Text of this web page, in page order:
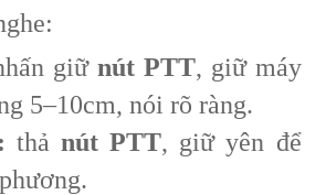
giữ nút PTT, giữ máy
5–10cm, nói rõ ràng.
thả nút PTT, giữ yên để